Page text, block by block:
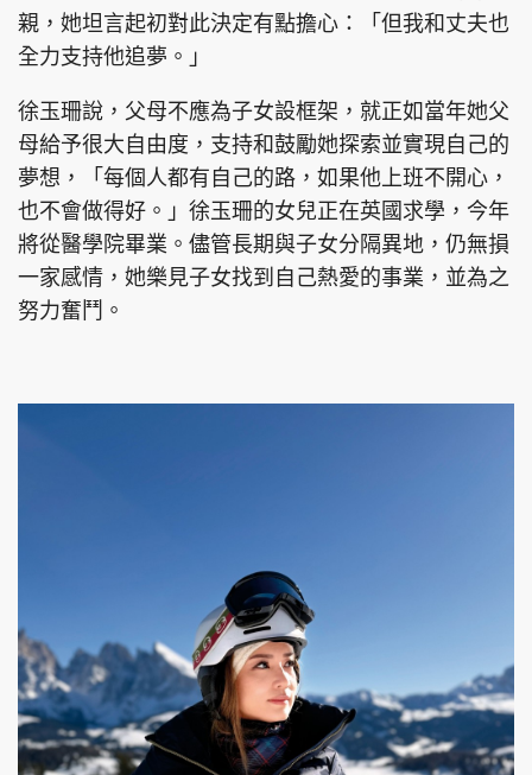
親，她坦言起初對此決定有點擔心：「但我和丈夫也
全力支持他追夢。」
徐玉珊說，父母不應為子女設框架，就正如當年她父
母給予很大自由度，支持和鼓勵她探索並實現自己的
夢想，「每個人都有自己的路，如果他上班不開心，
也不會做得好。」徐玉珊的女兒正在英國求學，今年
將從醫學院畢業。儘管長期與子女分隔異地，仍無損
一家感情，她樂見子女找到自己熱愛的事業，並為之
努力奮鬥。